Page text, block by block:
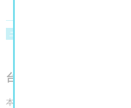
ニュース
台湾映画の異才が編む、
本展は、1930年代の台湾で結成